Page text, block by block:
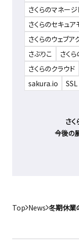
さくらのマネー
さくらのセキュ
さくらのウェブア
さぶりこ
さく
さくらのクラウド
sakura.io
SSL
さ
今後の
Top News 冬期休業